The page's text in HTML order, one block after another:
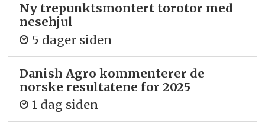
Ny trepunkts­montert torotor med
nesehjul
5 dager siden
Danish Agro kommenterer de
norske resultatene for 2025
1 dag siden